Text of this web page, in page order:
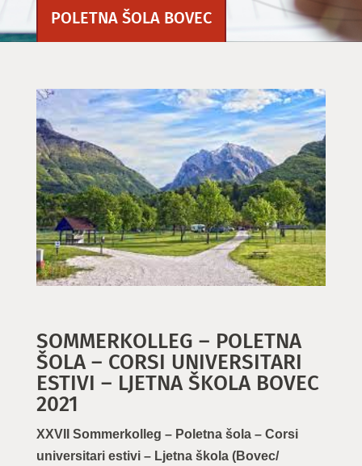
POLETNA ŠOLA BOVEC
SOMMERKOLLEG – POLETNA
ŠOLA – CORSI UNIVERSITARI
ESTIVI – LJETNA ŠKOLA BOVEC
2021
XXVII Sommerkolleg – Poletna šola – Corsi
universitari estivi – Ljetna škola (Bovec/